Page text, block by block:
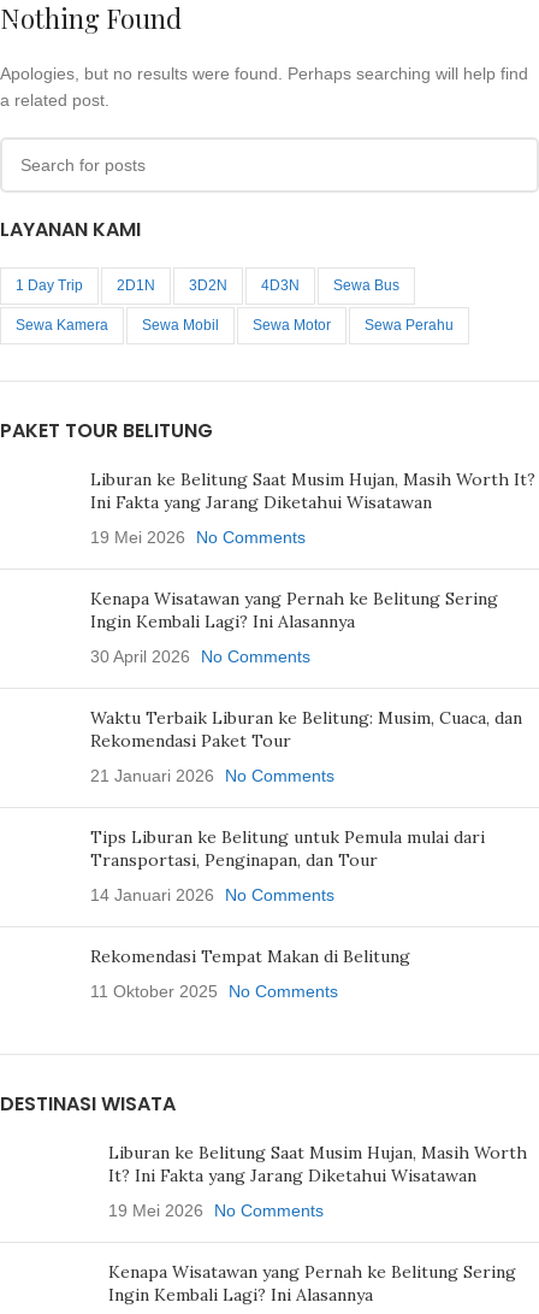
Nothing Found
Apologies, but no results were found. Perhaps searching will help find
a related post.
LAYANAN KAMI
1 Day Trip 2D1N 3D2N 4D3N Sewa Bus
Sewa Kamera Sewa Mobil Sewa Motor Sewa Perahu
PAKET TOUR BELITUNG
Liburan ke Belitung Saat Musim Hujan, Masih Worth It?
Ini Fakta yang Jarang Diketahui Wisatawan
19 Mei 2026 No Comments
Kenapa Wisatawan yang Pernah ke Belitung Sering
Ingin Kembali Lagi? Ini Alasannya
30 April 2026 No Comments
Waktu Terbaik Liburan ke Belitung: Musim, Cuaca, dan
Rekomendasi Paket Tour
21 Januari 2026 No Comments
Tips Liburan ke Belitung untuk Pemula mulai dari
Transportasi, Penginapan, dan Tour
14 Januari 2026 No Comments
Rekomendasi Tempat Makan di Belitung
11 Oktober 2025 No Comments
DESTINASI WISATA
Liburan ke Belitung Saat Musim Hujan, Masih Worth
It? Ini Fakta yang Jarang Diketahui Wisatawan
19 Mei 2026 No Comments
Kenapa Wisatawan yang Pernah ke Belitung Sering
Ingin Kembali Lagi? Ini Alasannya